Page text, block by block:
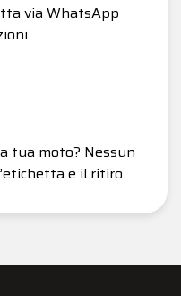
via WhatsApp
tua moto? Nessun
e il ritiro.